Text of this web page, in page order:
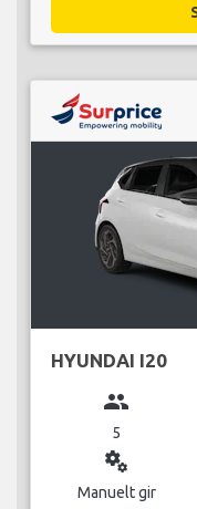
HYUNDAI I20
group
5
miscellaneous_services
Manuelt gir